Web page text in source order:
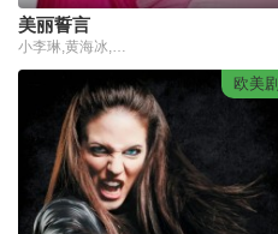
美丽誓言
小李琳,黄海冰,戴娇倩,午马,叶鹏
欧美剧